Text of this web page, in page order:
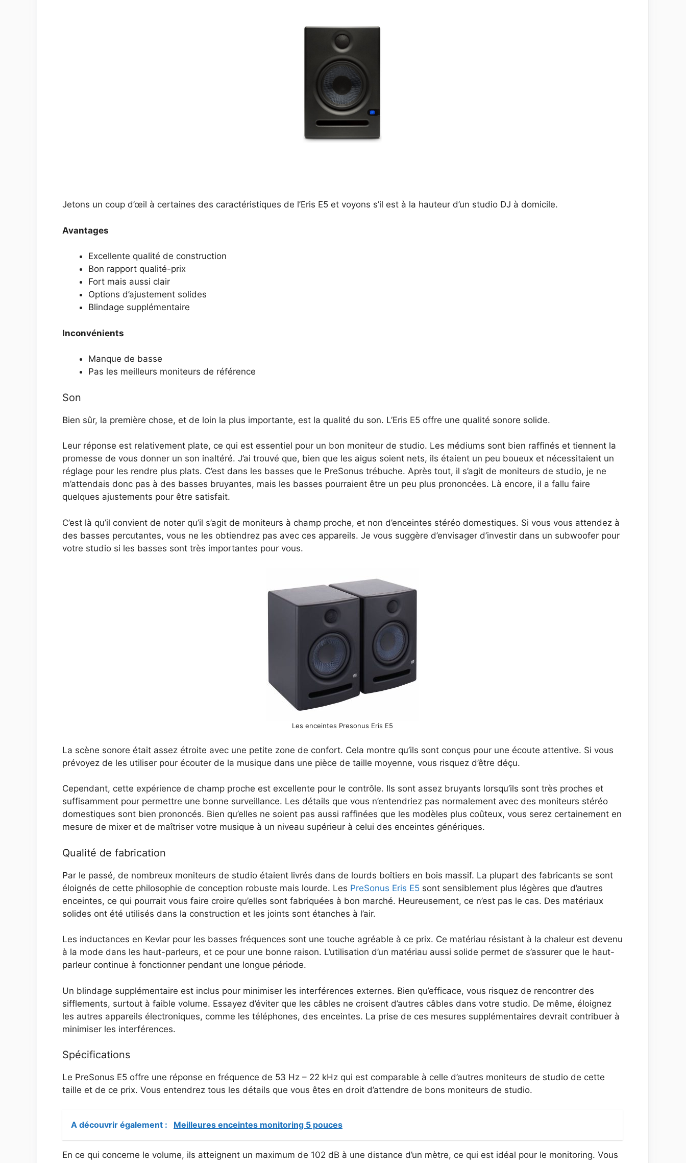
Jetons un coup d’œil à certaines des caractéristiques de l’Eris E5 et voyons s’il est à la hauteur d’un studio DJ à domicile.
Avantages
Excellente qualité de construction
Bon rapport qualité-prix
Fort mais aussi clair
Options d’ajustement solides
Blindage supplémentaire
Inconvénients
Manque de basse
Pas les meilleurs moniteurs de référence
Son
Bien sûr, la première chose, et de loin la plus importante, est la qualité du son. L’Eris E5 offre une qualité sonore solide.
Leur réponse est relativement plate, ce qui est essentiel pour un bon moniteur de studio. Les médiums sont bien raffinés et tiennent la
promesse de vous donner un son inaltéré. J’ai trouvé que, bien que les aigus soient nets, ils étaient un peu boueux et nécessitaient un
réglage pour les rendre plus plats. C’est dans les basses que le PreSonus trébuche. Après tout, il s’agit de moniteurs de studio, je ne
m’attendais donc pas à des basses bruyantes, mais les basses pourraient être un peu plus prononcées. Là encore, il a fallu faire
quelques ajustements pour être satisfait.
C’est là qu’il convient de noter qu’il s’agit de moniteurs à champ proche, et non d’enceintes stéréo domestiques. Si vous vous attendez à
des basses percutantes, vous ne les obtiendrez pas avec ces appareils. Je vous suggère d’envisager d’investir dans un subwoofer pour
votre studio si les basses sont très importantes pour vous.
Les enceintes Presonus Eris E5
La scène sonore était assez étroite avec une petite zone de confort. Cela montre qu’ils sont conçus pour une écoute attentive. Si vous
prévoyez de les utiliser pour écouter de la musique dans une pièce de taille moyenne, vous risquez d’être déçu.
Cependant, cette expérience de champ proche est excellente pour le contrôle. Ils sont assez bruyants lorsqu’ils sont très proches et
suffisamment pour permettre une bonne surveillance. Les détails que vous n’entendriez pas normalement avec des moniteurs stéréo
domestiques sont bien prononcés. Bien qu’elles ne soient pas aussi raffinées que les modèles plus coûteux, vous serez certainement en
mesure de mixer et de maîtriser votre musique à un niveau supérieur à celui des enceintes génériques.
Qualité de fabrication
Par le passé, de nombreux moniteurs de studio étaient livrés dans de lourds boîtiers en bois massif. La plupart des fabricants se sont
éloignés de cette philosophie de conception robuste mais lourde. Les PreSonus Eris E5 sont sensiblement plus légères que d’autres
enceintes, ce qui pourrait vous faire croire qu’elles sont fabriquées à bon marché. Heureusement, ce n’est pas le cas. Des matériaux
solides ont été utilisés dans la construction et les joints sont étanches à l’air.
Les inductances en Kevlar pour les basses fréquences sont une touche agréable à ce prix. Ce matériau résistant à la chaleur est devenu
à la mode dans les haut-parleurs, et ce pour une bonne raison. L’utilisation d’un matériau aussi solide permet de s’assurer que le haut-
parleur continue à fonctionner pendant une longue période.
Un blindage supplémentaire est inclus pour minimiser les interférences externes. Bien qu’efficace, vous risquez de rencontrer des
sifflements, surtout à faible volume. Essayez d’éviter que les câbles ne croisent d’autres câbles dans votre studio. De même, éloignez
les autres appareils électroniques, comme les téléphones, des enceintes. La prise de ces mesures supplémentaires devrait contribuer à
minimiser les interférences.
Spécifications
Le PreSonus E5 offre une réponse en fréquence de 53 Hz – 22 kHz qui est comparable à celle d’autres moniteurs de studio de cette
taille et de ce prix. Vous entendrez tous les détails que vous êtes en droit d’attendre de bons moniteurs de studio.
A découvrir également : Meilleures enceintes monitoring 5 pouces
En ce qui concerne le volume, ils atteignent un maximum de 102 dB à une distance d’un mètre, ce qui est idéal pour le monitoring. Vous